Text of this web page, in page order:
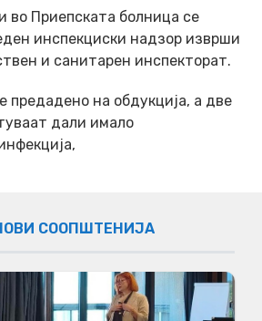
во Приепската болница се
инспекциски надзор изврши
и санитарен инспекторат.
предадено на обдукција, а две
дали имало
СООПШТЕНИЈА